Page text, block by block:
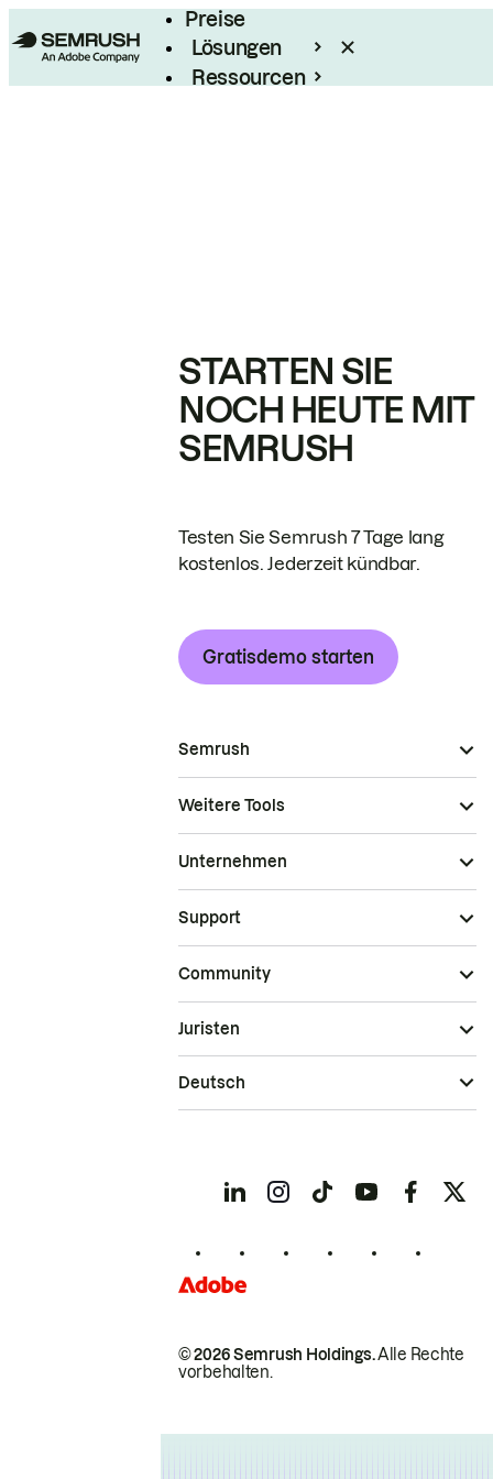
Preise
Lösungen
Ressourcen
STARTEN SIE
NOCH HEUTE MIT
SEMRUSH
Testen Sie Semrush 7 Tage lang
kostenlos. Jederzeit kündbar.
Gratisdemo starten
Semrush
Weitere Tools
Unternehmen
Support
Community
© 2026 Semrush Holdings.Alle Rechte
vorbehalten.
Juristen
Deutsch